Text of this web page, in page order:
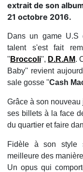
extrait de son
21 octobre 2016.
Dans un game U.S
talent s'est fait
''Broccoli'', D.R.AM.
Baby'' revient
sale gosse ''Cash
Grâce à son
ses billets à la face
du quartier et faire
Fidèle à son style
meilleure des
Un opus qui